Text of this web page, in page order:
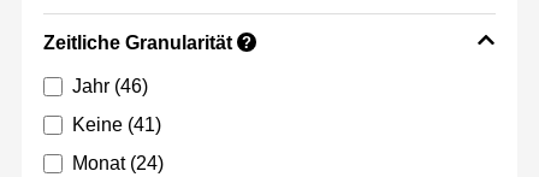
Zeitliche Granularität ?
Jahr (46)
Keine (41)
Monat (24)